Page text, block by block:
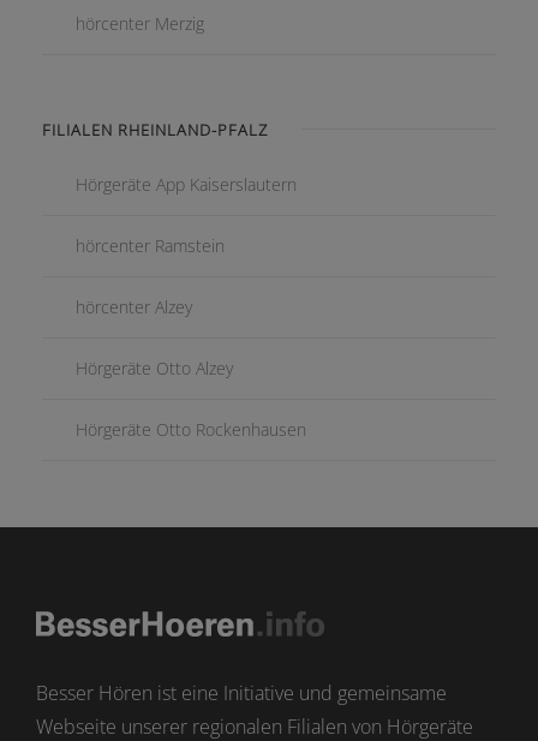
hörcenter Merzig
FILIALEN RHEINLAND-PFALZ
Hörgeräte App Kaiserslautern
hörcenter Ramstein
hörcenter Alzey
Hörgeräte Otto Alzey
Hörgeräte Otto Rockenhausen
Besser Hören ist eine Initiative und gemeinsame
Webseite unserer regionalen Filialen von Hörgeräte